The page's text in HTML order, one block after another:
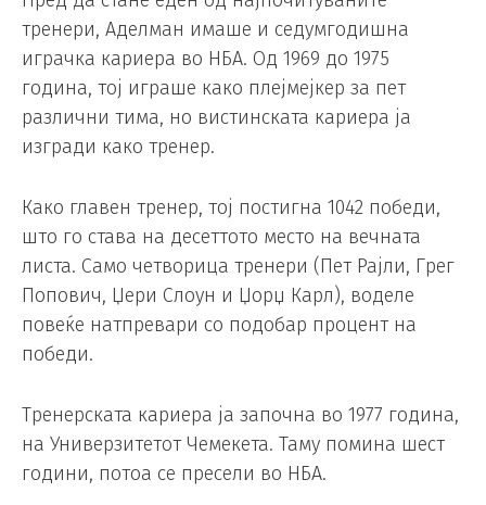
тренери, Аделман имаше и седумгодишна
играчка кариера во НБА. Од 1969 до 1975
година, тој играше како плејмејкер за пет
различни тима, но вистинската кариера ја
изгради како тренер.
Како главен тренер, тој постигна 1042 победи,
што го става на десеттото место на вечната
листа. Само четворица тренери (Пет Рајли, Грег
Попович, Џери Слоун и Џорџ Карл), воделе
повеќе натпревари со подобар процент на
победи.
Тренерската кариера ја започна во 1977 година,
на Универзитетот Чемекета. Таму помина шест
години, потоа се пресели во НБА.